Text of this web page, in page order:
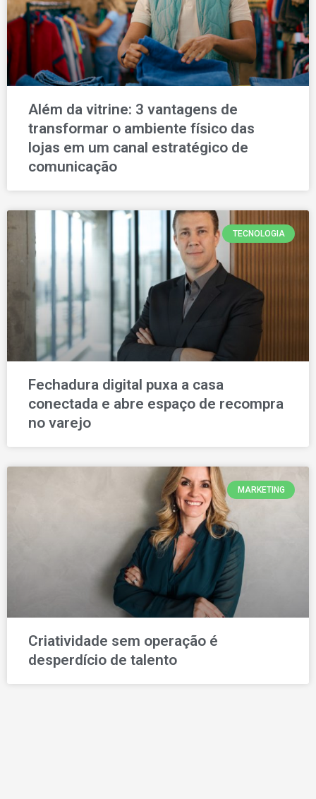
Além da vitrine: 3 vantagens de
transformar o ambiente físico das
lojas em um canal estratégico de
comunicação
TECNOLOGIA
Fechadura digital puxa a casa
conectada e abre espaço de recompra
no varejo
MARKETING
Criatividade sem operação é
desperdício de talento